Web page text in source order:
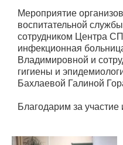
Мероприятие
воспитательной
сотрудником Центра
инфекционная
Владимировной и
гигиены и
Бахлаевой Галиной
Благодарим за участие